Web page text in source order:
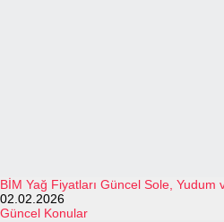
BİM Yağ Fiyatları Güncel Sole, Yudum
02.02.2026
Güncel Konular